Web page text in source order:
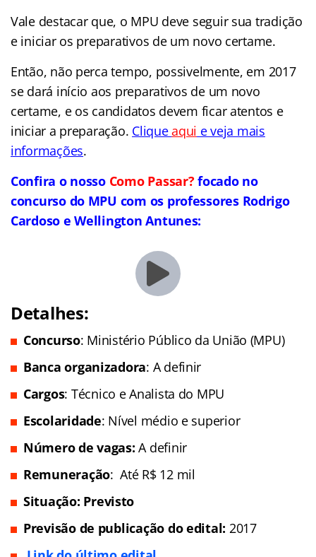
Vale destacar que, o MPU deve seguir sua tradição
e iniciar os preparativos de um novo certame.
Então, não perca tempo, possivelmente, em 2017
se dará início aos preparativos de um novo
certame, e os candidatos devem ficar atentos e
iniciar a preparação. Cliqueaqui e veja mais
informações.
Confira o nosso Como Passar?focado no
concurso do MPU com os professores Rodrigo
Cardoso e Wellington Antunes:
Detalhes:
Concurso: Ministério Público da União (MPU)
Banca organizadora: A definir
Cargos: Técnico e Analista do MPU
Escolaridade: Nível médio e superior
Número de vagas: A definir
Remuneração: Até R$ 12 mil
Situação: Previsto
Previsão de publicação do edital: 2017